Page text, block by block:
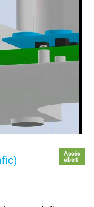
Accés
obert